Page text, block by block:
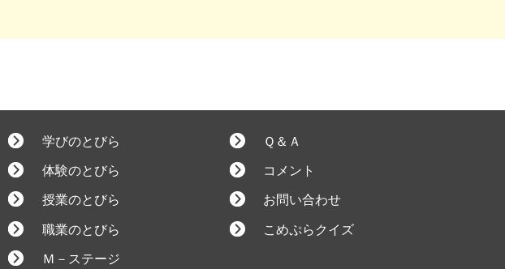
学びのとびら
体験のとびら
授業のとびら
職業のとびら
Ｍ－ステージ
Ｑ＆Ａ
コメント
お問い合わせ
こめぷらクイズ